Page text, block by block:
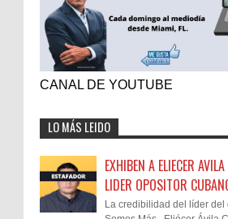
CANAL DE YOUTUBE
LO MÁS LEIDO
EXHIBEN A ELIECER
LIDER OPOSITOR
La credibilidad del líder del